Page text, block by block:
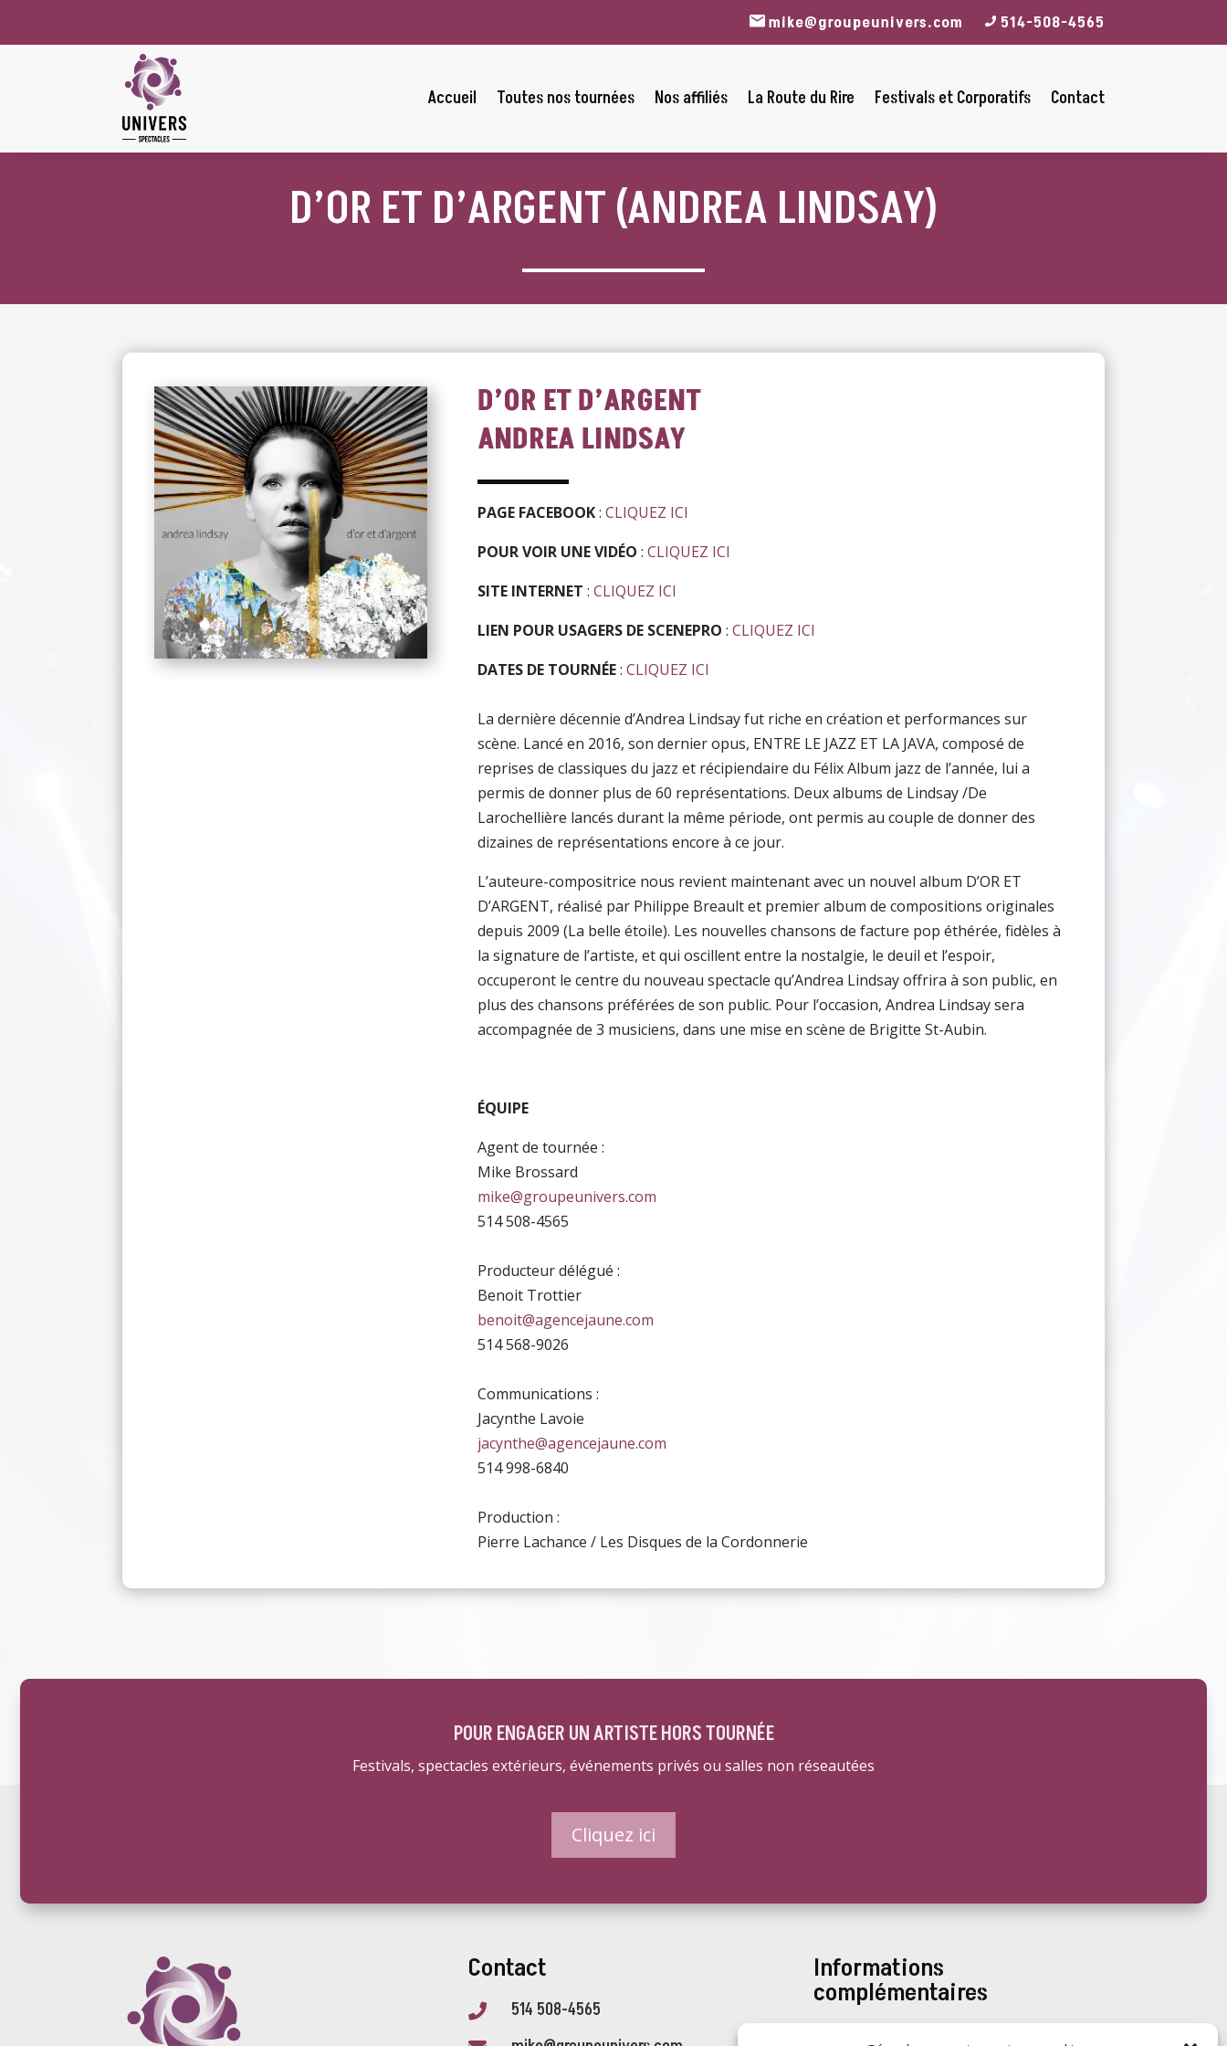
mike@groupeunivers.com 514-508-4565
Accueil Toutes nos tournées Nos affiliés La Route du Rire Festivals et Corporatifs Contact
D’OR ET D’ARGENT (ANDREA LINDSAY)
D’OR ET D’ARGENT
ANDREA LINDSAY
PAGE FACEBOOK: CLIQUEZ ICI
POUR VOIR UNE VIDÉO : CLIQUEZ ICI
SITE INTERNET : CLIQUEZ ICI
LIEN POUR USAGERS DE SCENEPRO : CLIQUEZ ICI
DATES DE TOURNÉE: CLIQUEZ ICI
La dernière décennie d’Andrea Lindsay fut riche en création et performances sur
scène. Lancé en 2016, son dernier opus, ENTRE LE JAZZ ET LA JAVA, composé de
reprises de classiques du jazz et récipiendaire du Félix Album jazz de l’année, lui a
permis de donner plus de 60 représentations. Deux albums de Lindsay /De
Larochellière lancés durant la même période, ont permis au couple de donner des
dizaines de représentations encore à ce jour.
L’auteure-compositrice nous revient maintenant avec un nouvel album D’OR ET
D’ARGENT, réalisé par Philippe Breault et premier album de compositions originales
depuis 2009 (La belle étoile). Les nouvelles chansons de facture pop éthérée, fidèles à
la signature de l’artiste, et qui oscillent entre la nostalgie, le deuil et l’espoir,
occuperont le centre du nouveau spectacle qu’Andrea Lindsay offrira à son public, en
plus des chansons préférées de son public. Pour l’occasion, Andrea Lindsay sera
accompagnée de 3 musiciens, dans une mise en scène de Brigitte St-Aubin.
ÉQUIPE
Agent de tournée :
Mike Brossard
mike@groupeunivers.com
514 508-4565
Producteur délégué :
Benoit Trottier
benoit@agencejaune.com
514 568-9026
Communications :
Jacynthe Lavoie
jacynthe@agencejaune.com
514 998-6840
Production :
Pierre Lachance / Les Disques de la Cordonnerie
POUR ENGAGER UN ARTISTE HORS TOURNÉE
Festivals, spectacles extérieurs, événements privés ou salles non réseautées
Cliquez ici
Contact
 514 508-4565
Informations
complémentaires